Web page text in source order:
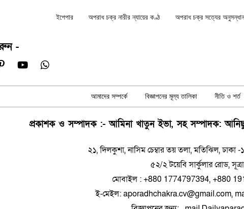
ইপেপার অপরাধ চক্র নারীর ন্যায়ের কণ্ঠ অপরাধ চক্র সত্যের অনুসন্ধান
-
PinterestYouTubeWhatsApp
আমাদের সম্পর্কে বিজ্ঞাপনের মূল্য তালিকা নীতি ও শর্ত
প্রকাশক ও সম্পাদক :- আমিনা খাতুন ইভা, সহ সম্পাদক:
২১, দিলকুশা, নাসিম চেম্বার তয় তলা, মতিঝিল, ঢাকা
৫২/২ টয়েবি সার্কুলার রোড,
মোবাইল : +880 1774797394, +880
ই-মেইল: aporadhchakra.cv@gmail.com,